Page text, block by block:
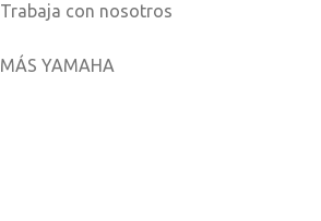
Trabaja con nosotros
MÁS YAMAHA